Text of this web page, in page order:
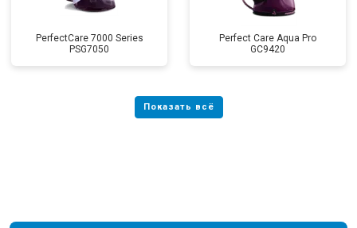
PerfectCare 7000 Series
PSG7050
Perfect Care Aqua Pro
GC9420